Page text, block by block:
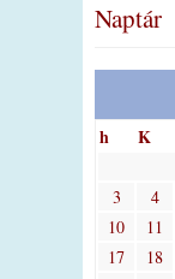
Naptár
h
K
3
4
10
11
17
18